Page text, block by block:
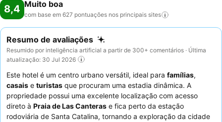
8,4 Muito boa
com base em 627 pontuações nos principais sites
Resumo de avaliações
Resumido por inteligência artificial a partir de 300+ comentários · Última
atualização: 30 Jul 2026
Este hotel é um centro urbano versátil, ideal para famílias,
casais e turistas que procuram uma estadia dinâmica. A
propriedade possui uma excelente localização com acesso
direto à Praia de Las Canteras e fica perto da estação
rodoviária de Santa Catalina, tornando a exploração da cidade